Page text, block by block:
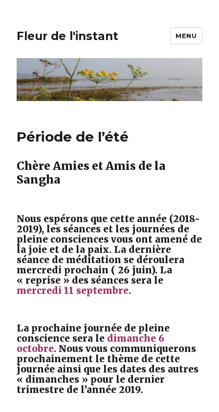
Fleur de l'instant MENU
Période de l’été
Chère Amies et Amis de la
Sangha
Nous espérons que cette année (2018-
2019), les séances et les journées de
pleine consciences vous ont amené de
la joie et de la paix. La dernière
séance de méditation se déroulera
mercredi prochain ( 26 juin). La
« reprise » des séances sera le
mercredi 11 septembre.
La prochaine journée de pleine
conscience sera le dimanche 6
octobre. Nous vous communiquerons
prochainement le thème de cette
journée ainsi que les dates des autres
« dimanches » pour le dernier
trimestre de l’année 2019.